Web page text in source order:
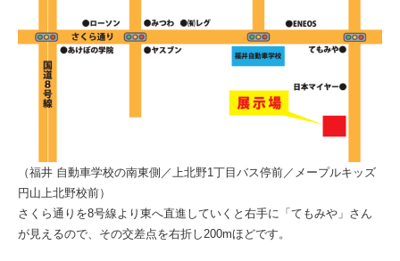
（福井 自動車学校の南東側／上北野1丁目バス停前／メープルキッズ
円山上北野校前）
さくら通りを8号線より東へ直進していくと右手に「てもみや」さん
が見えるので、その交差点を右折し200mほどです。